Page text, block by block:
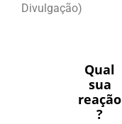
Divulgação)
Qual
sua
reação
?